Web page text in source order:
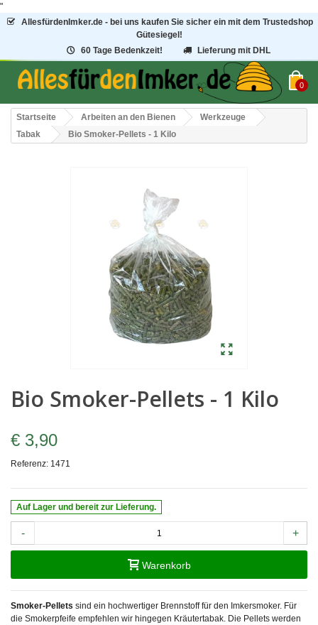
"
AllesfürdenImker.de - bei uns kaufen Sie sicher ein mit dem Trustedshop
Gütesiegel!
60 Tage Bedenkzeit!
Lieferung mit DHL
0
Startseite Arbeiten an den Bienen
Werkzeuge
Tabak
Bio Smoker-Pellets - 1 Kilo
Bio Smoker-Pellets - 1 Kilo
€ 3,90
Referenz: 1471
Auf Lager und bereit zur Lieferung.
- +
Warenkorb
Smoker-Pellets sind ein hochwertiger Brennstoff für den Imkersmoker. Für
die Smokerpfeife empfehlen wir hingegen Kräutertabak. Die Pellets werden